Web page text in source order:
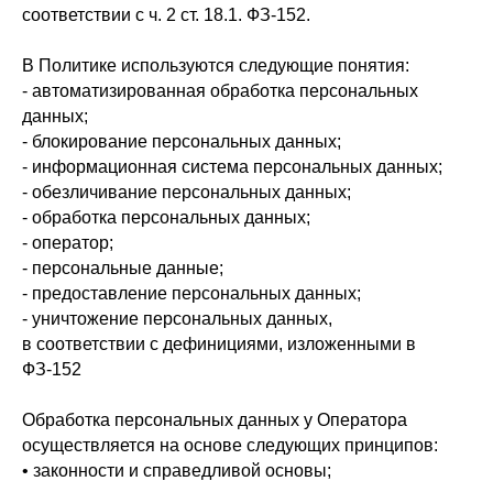
соответствии с ч. 2 ст. 18.1. ФЗ-152.
В Политике используются следующие понятия:
- автоматизированная обработка персональных
данных;
- блокирование персональных данных;
- информационная система персональных данных;
- обезличивание персональных данных;
- обработка персональных данных;
- оператор;
- персональные данные;
- предоставление персональных данных;
- уничтожение персональных данных,
в соответствии с дефинициями, изложенными в
ФЗ-152
Обработка персональных данных у Оператора
осуществляется на основе следующих принципов:
• законности и справедливой основы;